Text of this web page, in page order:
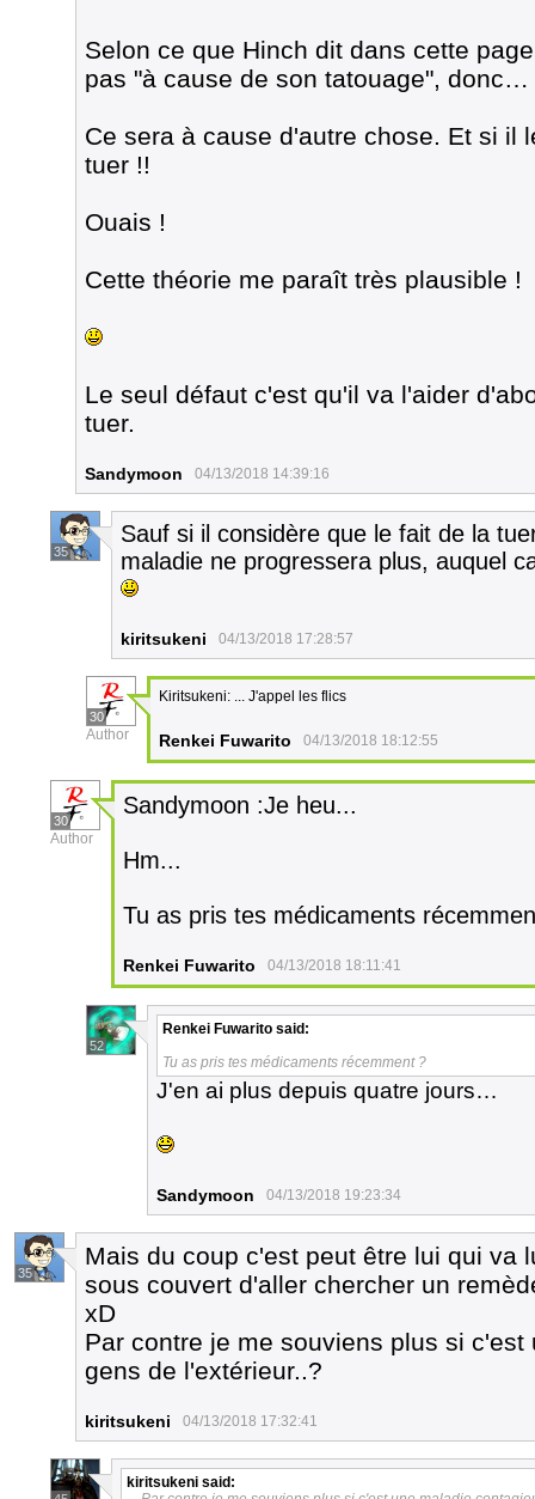
Selon ce que Hinch dit dans cette
pas "à cause de son tatouage", donc…
Ce sera à cause d'autre chose. Et si il
tuer !!
Ouais !
Cette théorie me paraît très plausible !
Le seul défaut c'est qu'il va l'aider
tuer.
Sandymoon 04/13/2018 14:39:16
35
Sauf si il considère que le fait de la
maladie ne progressera plus, auquel
kiritsukeni 04/13/2018 17:28:57
30
Author
Kiritsukeni: ... J'appel les flics
Renkei Fuwarito 04/13/2018 18:12:55
30
Author
Sandymoon :Je heu...
Hm...
Tu as pris tes médicaments
Renkei Fuwarito 04/13/2018 18:11:41
52
Renkei Fuwarito said:
Tu as pris tes médicaments récemment ?
J'en ai plus depuis quatre jours…
Sandymoon 04/13/2018 19:23:34
35
Mais du coup c'est peut être lui qui va
sous couvert d'aller chercher un
xD
Par contre je me souviens plus si
gens de l'extérieur..?
kiritsukeni 04/13/2018 17:32:41
kiritsukeni said: